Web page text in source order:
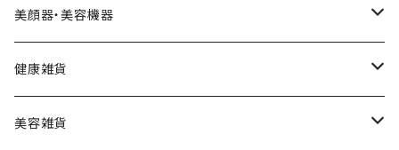
スムース
HARIデイリークリーム
VSPICサンセラム
VSPIC C グロウミスト
Cクリーム
Cクレイパック
基本4種セット
ウェーブ型
ロング
スティック
カッティー
バーニー
ビタマイン
美顔器・美容機器
ビューティフェイススティック・リン
レーザー&EMSリフトブラシPRO2.0
健康雑貨
ストーンホットパット
美容雑貨